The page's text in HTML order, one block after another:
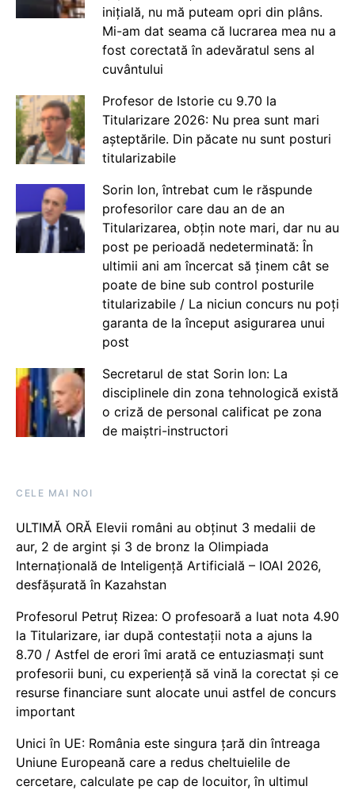
inițială, nu mă puteam opri din plâns.
Mi-am dat seama că lucrarea mea nu a
fost corectată în adevăratul sens al
cuvântului
Profesor de Istorie cu 9.70 la
Titularizare 2026: Nu prea sunt mari
așteptările. Din păcate nu sunt posturi
titularizabile
Sorin Ion, întrebat cum le răspunde
profesorilor care dau an de an
Titularizarea, obțin note mari, dar nu au
post pe perioadă nedeterminată: În
ultimii ani am încercat să ținem cât se
poate de bine sub control posturile
titularizabile / La niciun concurs nu poți
garanta de la început asigurarea unui
post
Secretarul de stat Sorin Ion: La
disciplinele din zona tehnologică există
o criză de personal calificat pe zona
de maiștri-instructori
CELE MAI NOI
ULTIMĂ ORĂ Elevii români au obținut 3 medalii de
aur, 2 de argint și 3 de bronz la Olimpiada
Internațională de Inteligență Artificială – IOAI 2026,
desfășurată în Kazahstan
Profesorul Petruț Rizea: O profesoară a luat nota 4.90
la Titularizare, iar după contestații nota a ajuns la
8.70 / Astfel de erori îmi arată ce entuziasmați sunt
profesorii buni, cu experiență să vină la corectat și ce
resurse financiare sunt alocate unui astfel de concurs
important
Unici în UE: România este singura țară din întreaga
Uniune Europeană care a redus cheltuielile de
cercetare, calculate pe cap de locuitor, în ultimul